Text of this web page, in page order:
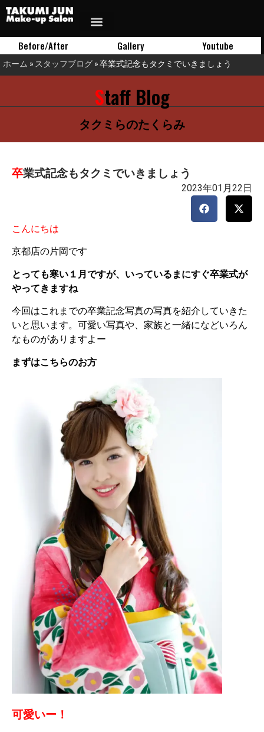
Before/After Gallery Youtube
ホーム » スタッフブログ »卒業式記念もタクミでいきましょう
Staff Blog
タクミらのたくらみ
卒業式記念もタクミでいきましょう
2023年01月22日
こんにちは
京都店の片岡です
とっても寒い１月ですが、いっているまにすぐ卒業式が
やってきますね
今回はこれまでの卒業記念写真の写真を紹介していきた
いと思います。可愛い写真や、家族と一緒になどいろん
なものがありますよー
まずはこちらのお方
可愛いー！